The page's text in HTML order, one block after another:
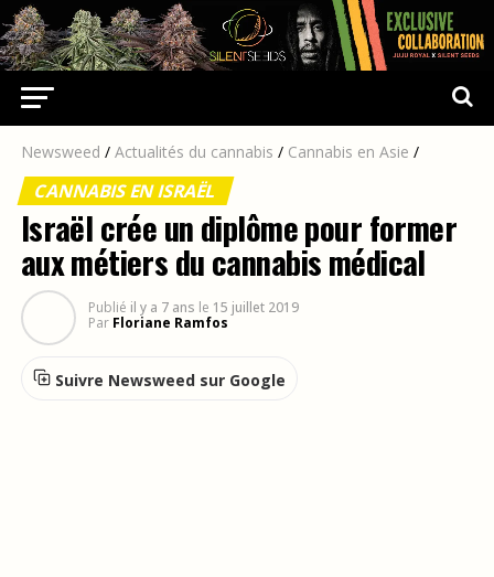
Newsweed / Actualités du cannabis / Cannabis en Asie /
CANNABIS EN ISRAËL
Israël crée un diplôme pour former
aux métiers du cannabis médical
Publié il y a 7 ans le 15 juillet 2019
Par Floriane Ramfos
Suivre Newsweed sur Google